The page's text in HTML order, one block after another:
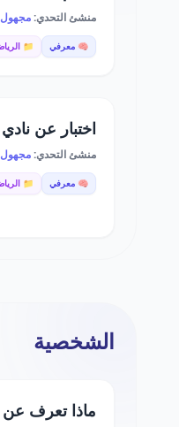
منشئ التحدي:مجهول
🧠 معرفي 📁
اختبار عن
منشئ التحدي:مجهول
🧠 معرفي 📁
الشخصية
ماذا تعرف عن